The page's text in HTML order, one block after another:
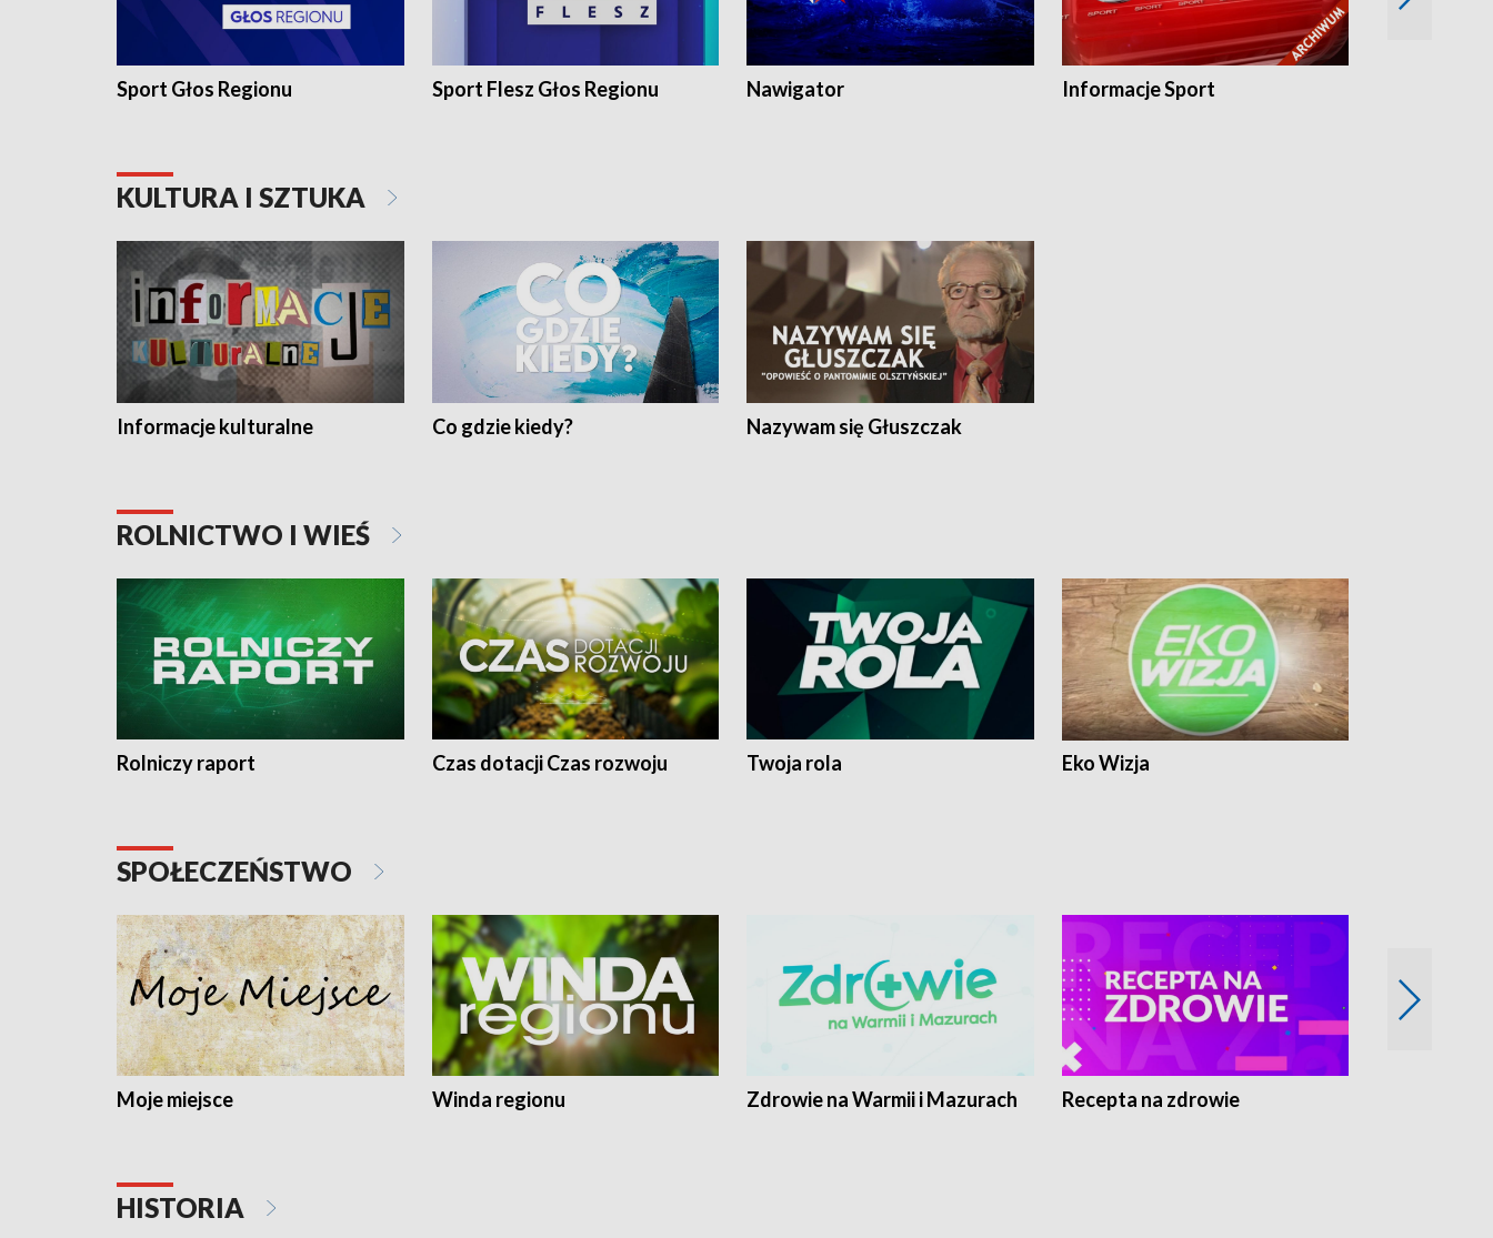
Sport Głos Regionu Sport Flesz Głos Regionu Nawigator Informacje Sport
KULTURA I SZTUKA
Informacje kulturalne Co gdzie kiedy? Nazywam się Głuszczak
ROLNICTWO I WIEŚ
Rolniczy raport Czas dotacji Czas rozwoju Twoja rola Eko Wizja
SPOŁECZEŃSTWO
Moje miejsce Winda regionu Zdrowie na Warmii i Mazurach Recepta na zdrowie
HISTORIA